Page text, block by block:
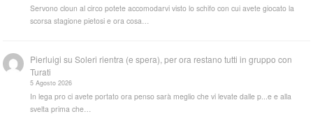
Servono cloun al circo potete accomodarvi visto lo schifo con cui avete giocato la
scorsa stagione pietosi e ora cosa…
Pierluigi suSoleri rientra (e spera), per ora restano tutti in gruppo con
Turati
5 Agosto 2026
In lega pro ci avete portato ora penso sarà meglio che vi levate dalle p...e e alla
svelta prima che…